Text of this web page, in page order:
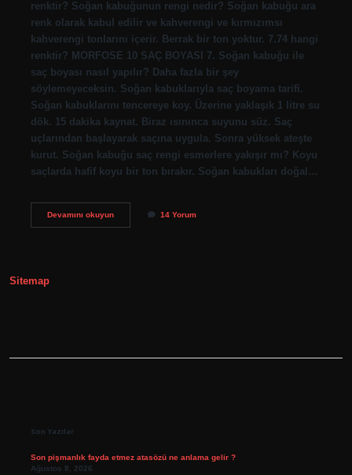
renktir? Soğan kabuğunun rengi nedir? Soğan kabuğu ara
renk olarak kabul edilir ve kahverengi ve kırmızımsı
kahverengi tonlarını içerir. Berrak bir ton yoktur. 7.74 hangi
renktir? MORFOSE 10 SAÇ BOYASI 7. Soğan kabuğu ile
saç boyası nasıl yapılır? Daha fazla bir şey
söylemeyeceksin. Soğan kabuklarıyla saç boyama tarifi.
Soğan kabuklarını tencereye koy. Üzerine yaklaşık 1 litre su
dök. 15 dakika kaynat. Biraz ısınınca suyunu süz. Saç
uçlarından başlayarak saçına uygula. Sonra yüksek ateşte
kurut. Soğan kabuğu saç rengi esmerlere yakışır mı? Koyu
saçlarda hafif koyu bir ton bırakır. Soğan kabukları doğal…
Devamını okuyunSoğan
14 Yorum
Sitemap
Son Yazılar
Son pişmanlık fayda etmez atasözü ne anlama gelir ?
Ağustos 8, 2026